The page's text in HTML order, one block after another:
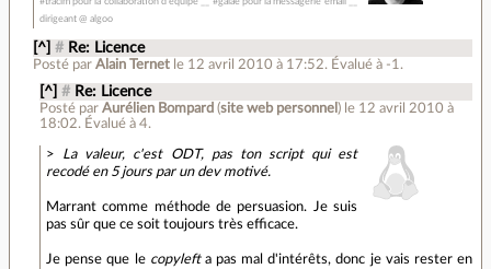
dirigeant @ algoo
[^] # Re: Licence
Posté par Alain Ternet le 12 avril 2010 à 17:52. Évalué à -1 .
[^] # Re: Licence
Posté parAurélien Bompard (site web personnel ) le 12 avril 2010 à
18:02. Évalué à4.
> La valeur, c'est ODT, pas ton script qui est
recodé en 5 jours par un dev motivé.
Marrant comme méthode de persuasion. Je suis
pas sûr que ce soit toujours très efficace.
Je pense que le copylefta pas mal d'intérêts, donc je vais rester en